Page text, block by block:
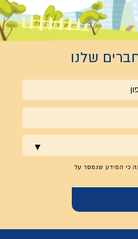
שלנו
כי המידע שנמסר על